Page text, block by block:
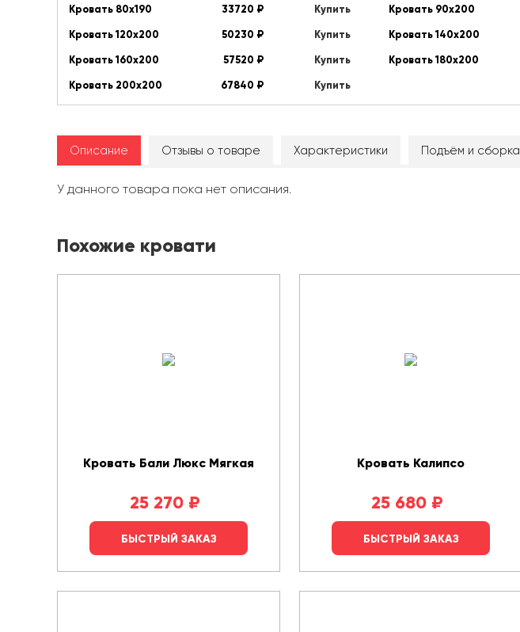
Кровать 80х190 33720 ₽ Купить Кровать 90х200
Кровать 120х200
50230 ₽ Купить Кровать 140х200
Кровать 160х200
57520 ₽ Купить Кровать 180х200
Кровать 200х200
67840 ₽ Купить
Описание Отзывы о товаре Характеристики Подъём и сборка
У данного товара пока нет описания.
Похожие кровати
Кровать Бали Люкс Мягкая
25 270 ₽
БЫСТРЫЙ ЗАКАЗ
Кровать Калипсо
25 680 ₽
БЫСТРЫЙ ЗАКАЗ